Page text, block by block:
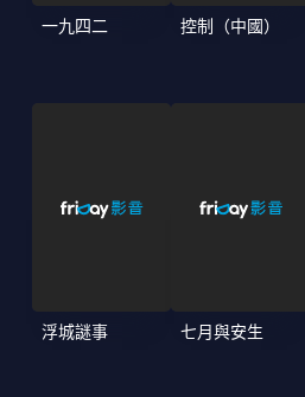
一九四二 控制（中國）
浮城謎事 七月與安生